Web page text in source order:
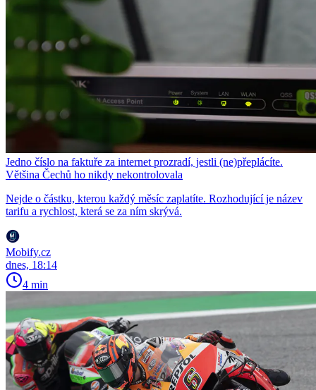
Jedno číslo na faktuře za internet prozradí, jestli (ne)přeplácíte.
Většina Čechů ho nikdy nekontrolovala
Nejde o částku, kterou každý měsíc zaplatíte. Rozhodující je název
tarifu a rychlost, která se za ním skrývá.
Mobify.cz
dnes, 18:14
4 min